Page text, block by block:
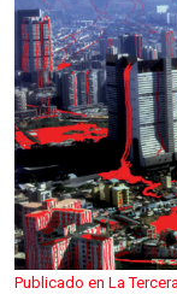
Publicado en La